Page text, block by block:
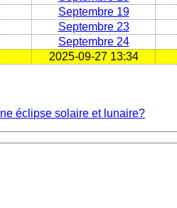
Septembre 19
Septembre 23
Septembre 24
2025-09-27 13:34
éclipse solaire et lunaire?